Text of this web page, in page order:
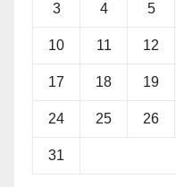
3 4 5
10 11 12
17 18 19
24 25 26
31